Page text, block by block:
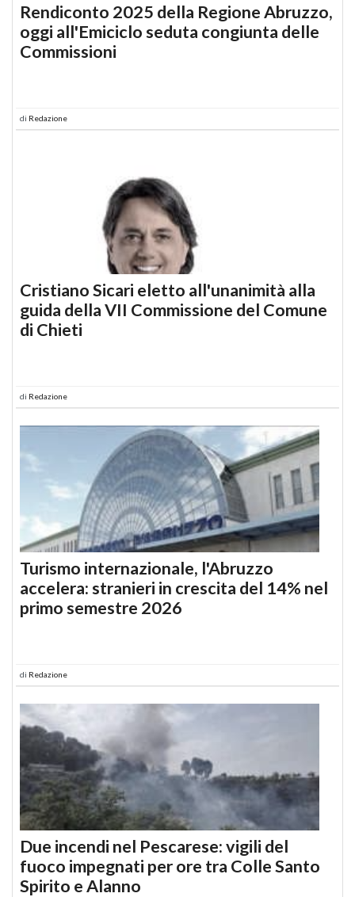
Rendiconto 2025 della Regione Abruzzo,
oggi all'Emiciclo seduta congiunta delle
Commissioni
di Redazione
Cristiano Sicari eletto all'unanimità alla
guida della VII Commissione del Comune
di Chieti
di Redazione
Turismo internazionale, l'Abruzzo
accelera: stranieri in crescita del 14% nel
primo semestre 2026
di Redazione
Due incendi nel Pescarese: vigili del
fuoco impegnati per ore tra Colle Santo
Spirito e Alanno